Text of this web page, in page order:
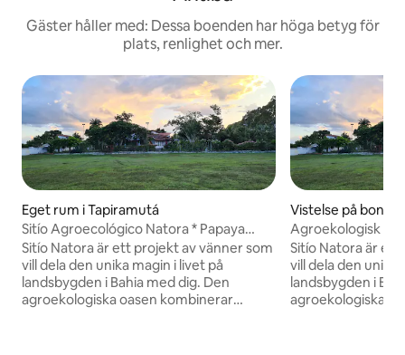
Gäster håller med: Dessa boenden har höga betyg för
plats, renlighet och mer.
Eget rum i Tapiramutá
Sitío Agroecológico Natora * Papaya
Room
Sitío Natora är ett projekt av vänner som
vill dela den unika magin i livet på
landsbygden i Bahia med dig. Den
agroekologiska oasen kombinerar
Vistelse på
Agroekologisk
Sitío Natora är ett
vill dela den unika
landsbygden i Bahia
agroekologiska